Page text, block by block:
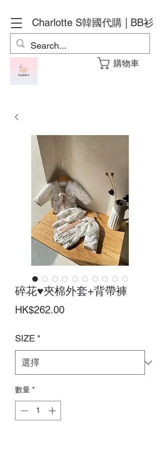
Charlotte S韓國代購 | BB衫
購物車
碎花♥夾棉外套+背帶褲
HK$262.00價
SIZE *
數量 *